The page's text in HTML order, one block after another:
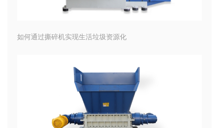
如何通过撕碎机实现生活垃圾资源化